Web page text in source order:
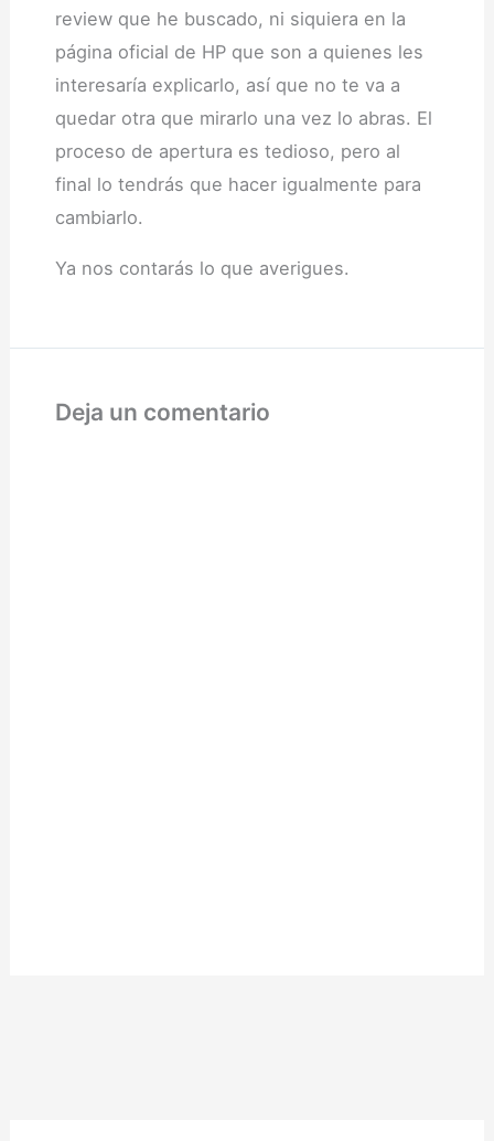
review que he buscado, ni siquiera en la
página oficial de HP que son a quienes les
interesaría explicarlo, así que no te va a
quedar otra que mirarlo una vez lo abras. El
proceso de apertura es tedioso, pero al
final lo tendrás que hacer igualmente para
cambiarlo.
Ya nos contarás lo que averigues.
Deja un comentario